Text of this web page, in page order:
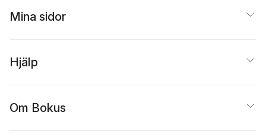
Mina sidor
Hjälp
Om Bokus